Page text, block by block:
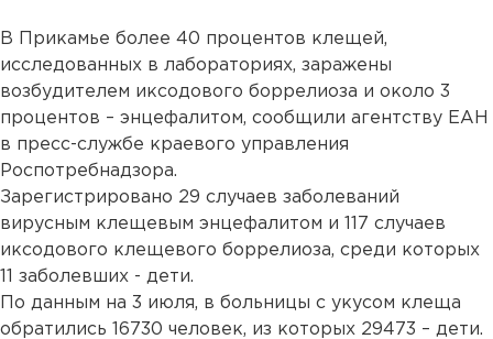
В Прикамье более 40 процентов клещей,
исследованных в лабораториях, заражены
возбудителем иксодового боррелиоза и около 3
процентов – энцефалитом, сообщили агентству ЕАН
в пресс-службе краевого управления
Роспотребнадзора.
Зарегистрировано 29 случаев заболеваний
вирусным клещевым энцефалитом и 117 случаев
иксодового клещевого боррелиоза, среди которых
11 заболевших - дети.
По данным на 3 июля, в больницы с укусом клеща
обратились 16730 человек, из которых 29473 – дети.